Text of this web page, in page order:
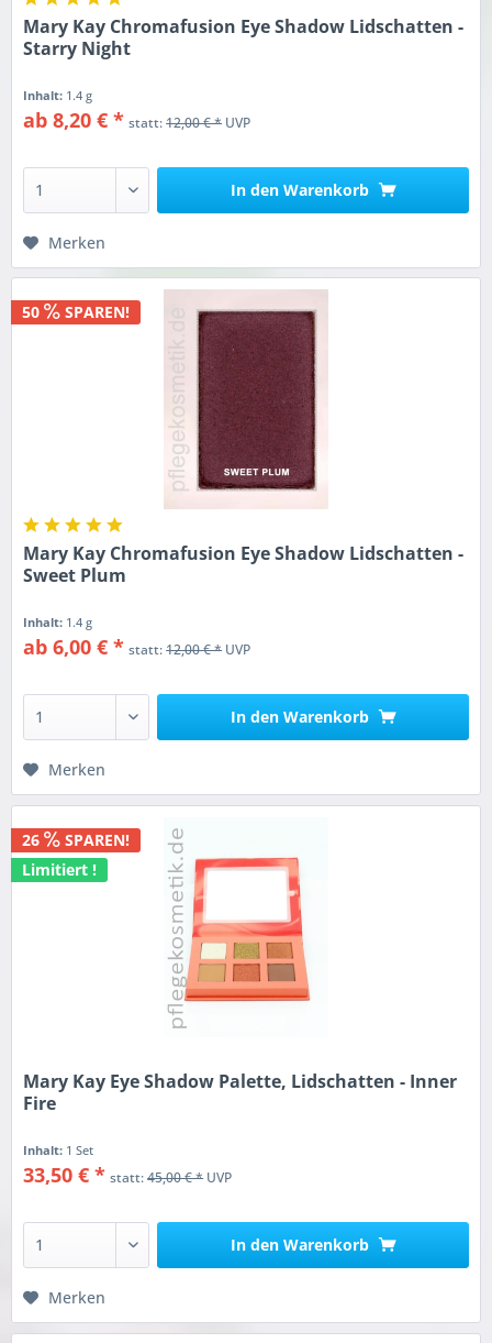
Mary Kay Chromafusion Eye Shadow Lidschatten -
Starry Night
Inhalt: 1.4 g
ab 8,20 € * statt:12,00 € *UVP
In den Warenkorb
Merken
50 SPAREN!
Mary Kay Chromafusion Eye Shadow Lidschatten -
Sweet Plum
Inhalt: 1.4 g
ab 6,00 € * statt:12,00 € *UVP
In den Warenkorb
Merken
26
SPAREN!
Limitiert !
Mary Kay Eye Shadow Palette, Lidschatten - Inner
Fire
Inhalt: 1 Set
33,50 € * statt:45,00 € *UVP
In den Warenkorb
Merken